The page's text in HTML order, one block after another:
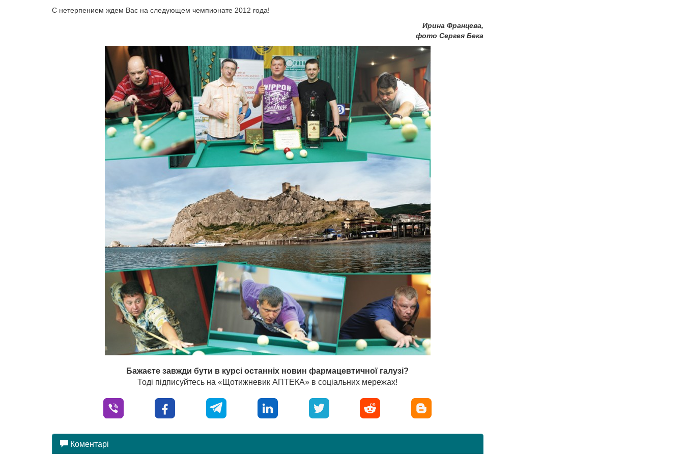
С нетерпением ждем Вас на следующем чемпионате 2012 года!
Ирина Францева,
фото Сергея Бека
Бажаєте завжди бути в курсі останніх новин фармацевтичної галузі?
Тоді підписуйтесь на «Щотижневик АПТЕКА» в соціальних мережах!
Коментарі